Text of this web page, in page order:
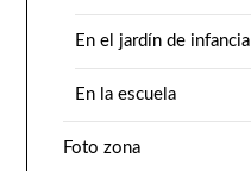
En el jardín de infancia
En la escuela
Foto zona